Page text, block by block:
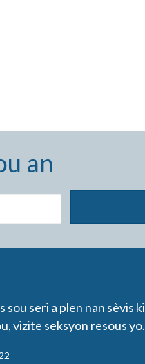
an
sou seri a plen nan sèvis ki
vizite seksyon resous yo.